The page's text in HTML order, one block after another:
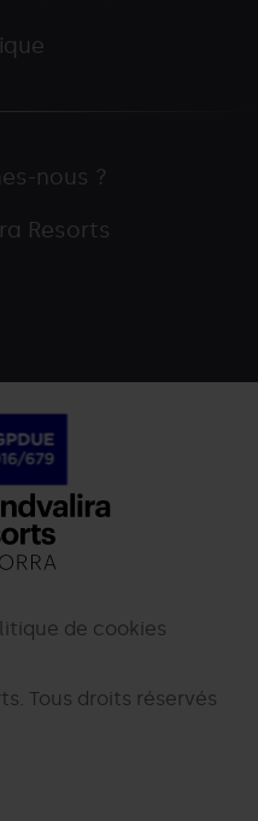
nous ?
Resorts
Tous droits réservés
de cookies